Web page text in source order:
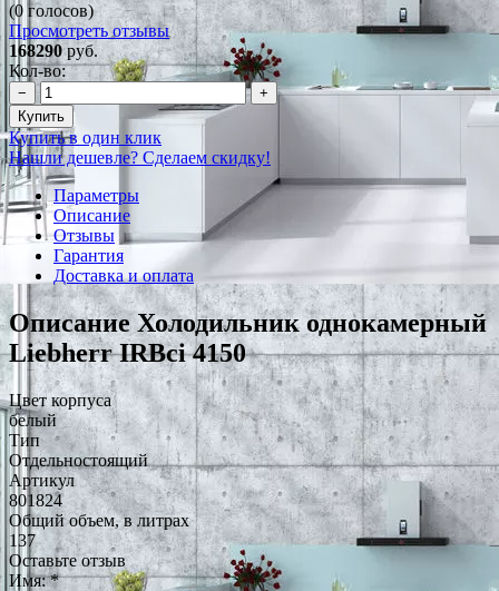
(0 голосов)
Просмотреть отзывы
168290руб.
Кол-во:
−
+
Купить
Купить в один клик
Нашли дешевле? Сделаем скидку!
Параметры
Описание
Отзывы
Гарантия
Доставка и оплата
Описание Холодильник однокамерный
Liebherr IRBci 4150
Цвет корпуса
белый
Тип
Отдельностоящий
Артикул
801824
Общий объем, в литрах
137
Оставьте отзыв
Имя:*